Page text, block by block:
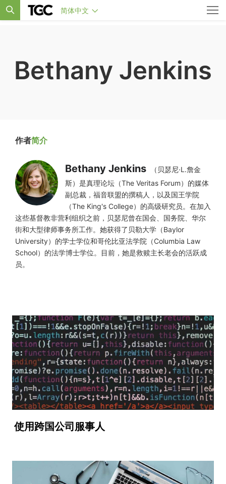
简体中文
Bethany Jenkins
作者简介
Bethany Jenkins
（贝瑟尼·L.詹金
斯）是真理论坛（The Veritas Forum）的媒体
副总裁，福音联盟的撰稿人，以及国王学院
（The King's College）的高级研究员。在加入
这些基督教非营利组织之前，贝瑟尼曾在国会、国务院、华尔
街和大型律师事务所工作。她获得了贝勒大学（Baylor
University）的学士学位和哥伦比亚法学院（Columbia Law
School）的法学博士学位。目前，她是救赎主长老会的活跃成
员。
使用跨国公司服事人